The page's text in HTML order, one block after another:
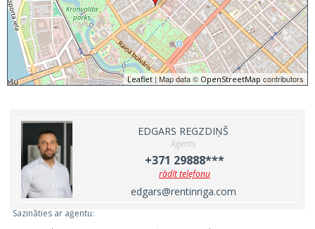
Leaflet| Map data ©OpenStreetMapcontributors
EDGARS REGZDIŅŠ
Aģents
+371 29888***
rādīt telefonu
edgars@rentinriga.com
Sazināties ar aģentu: